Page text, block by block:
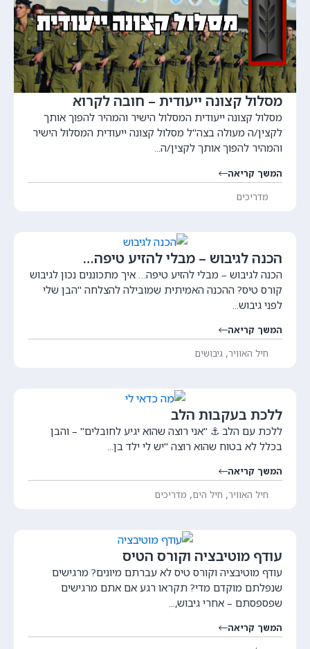
מסלול קצונה ייעודית – חובה לקרוא
מסלול קצונה ייעודית המסלול הישיר והמהיר להפוך אותך
לקצין/ה מעולה בצה"ל מסלול קצונה ייעודית המסלול הישיר
והמהיר להפוך אותך לקצין/ה...
המשך קריאה
מדריכים
הכנה לגיבוש – מבלי להזיע טיפה…
הכנה לגיבוש – מבלי להזיע טיפה… איך מתכוננים נכון לגיבוש
קורס טיס? ההכנה האמיתית שמובילה להצלחה "הבן שלי
לפני גיבוש...
המשך קריאה
חיל האוויר, גיבושים
ללכת בעקבות הלב
ללכת עם הלב ⚓ "אני רוצה שהוא יגיע לחובלים" – והבן
בכלל לא בטוח שהוא רוצה "יש לי ילד בן...
המשך קריאה
חיל האוויר, חיל הים, מדריכים
עודף מוטיבציה וקורס הטיס
עודף מוטיבציה וקורס טיס לא עברתם מיונים? מרגישים
שנפלתם מוקדם מדי? תקראו רגע אם אתם מרגישים
שפספסתם – אחרי גיבוש,...
המשך קריאה